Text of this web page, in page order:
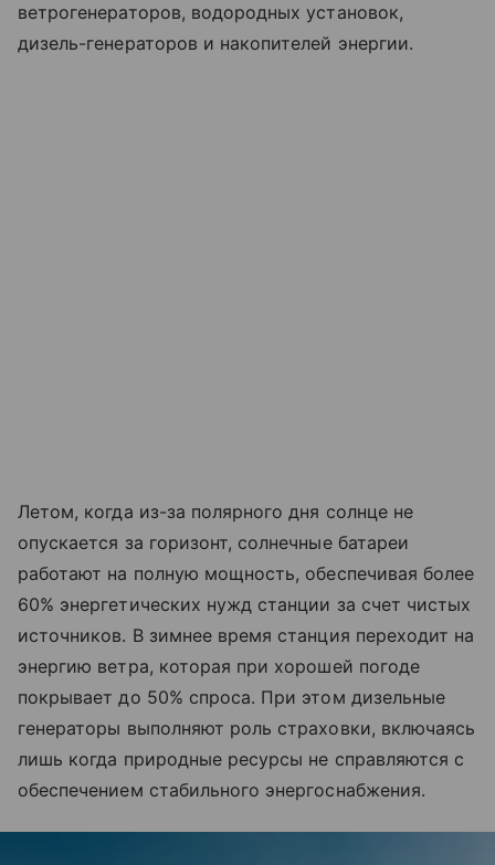
ветрогенераторов, водородных установок,
дизель-генераторов и накопителей энергии.
Летом, когда из-за полярного дня солнце не
опускается за горизонт, солнечные батареи
работают на полную мощность, обеспечивая более
60% энергетических нужд станции за счет чистых
источников. В зимнее время станция переходит на
энергию ветра, которая при хорошей погоде
покрывает до 50% спроса. При этом дизельные
генераторы выполняют роль страховки, включаясь
лишь когда природные ресурсы не справляются с
обеспечением стабильного энергоснабжения.